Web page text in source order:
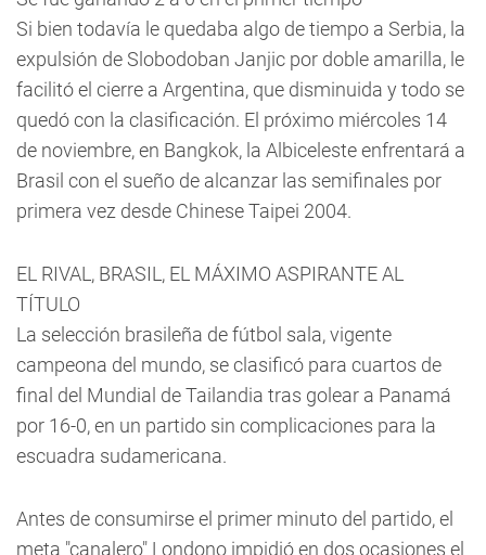
Si bien todavía le quedaba algo de tiempo a Serbia, la
expulsión de Slobodoban Janjic por doble amarilla, le
facilitó el cierre a Argentina, que disminuida y todo se
quedó con la clasificación. El próximo miércoles 14
de noviembre, en Bangkok, la Albiceleste enfrentará a
Brasil con el sueño de alcanzar las semifinales por
primera vez desde Chinese Taipei 2004.
EL RIVAL, BRASIL, EL MÁXIMO ASPIRANTE AL
TÍTULO
La selección brasileña de fútbol sala, vigente
campeona del mundo, se clasificó para cuartos de
final del Mundial de Tailandia tras golear a Panamá
por 16-0, en un partido sin complicaciones para la
escuadra sudamericana.
Antes de consumirse el primer minuto del partido, el
meta "canalero" Londono impidió en dos ocasiones el